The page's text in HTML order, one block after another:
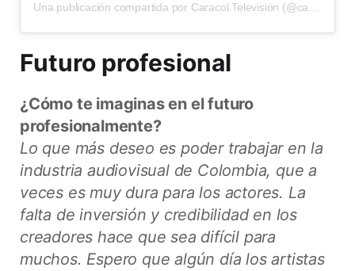
Una publicación compartida por Caracol Televisión (@caracoltv)
Futuro profesional
¿Cómo te imaginas en el futuro
profesionalmente?
Lo que más deseo es poder trabajar en la
industria audiovisual de Colombia, que a
veces es muy dura para los actores. La
falta de inversión y credibilidad en los
creadores hace que sea difícil para
muchos. Espero que algún día los artistas